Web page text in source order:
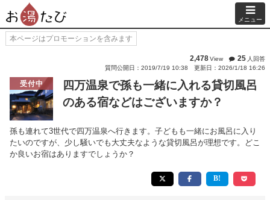
メニュー
本ページはプロモーションを含みます
2,478View 25 人回答
質問公開日：2019/7/19 10:38
更新日：2026/1/18 16:26
受付中
四万温泉で孫も一緒に入れる貸切風呂
のある宿などはございますか？
孫も連れて3世代で四万温泉へ行きます。子どもも一緒にお風呂に入り
たいのですが、少し騒いでも大丈夫なような貸切風呂が理想です。どこ
か良いお宿はありますでしょうか？